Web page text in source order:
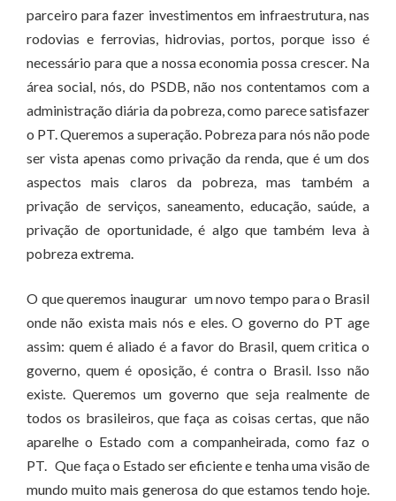
parceiro para fazer investimentos em infraestrutura, nas
rodovias e ferrovias, hidrovias, portos, porque isso é
necessário para que a nossa economia possa crescer. Na
área social, nós, do PSDB, não nos contentamos com a
administração diária da pobreza, como parece satisfazer
o PT. Queremos a superação. Pobreza para nós não pode
ser vista apenas como privação da renda, que é um dos
aspectos mais claros da pobreza, mas também a
privação de serviços, saneamento, educação, saúde, a
privação de oportunidade, é algo que também leva à
pobreza extrema.
O que queremos inaugurar um novo tempo para o Brasil
onde não exista mais nós e eles. O governo do PT age
assim: quem é aliado é a favor do Brasil, quem critica o
governo, quem é oposição, é contra o Brasil. Isso não
existe. Queremos um governo que seja realmente de
todos os brasileiros, que faça as coisas certas, que não
aparelhe o Estado com a companheirada, como faz o
PT. Que faça o Estado ser eficiente e tenha uma visão de
mundo muito mais generosa do que estamos tendo hoje.